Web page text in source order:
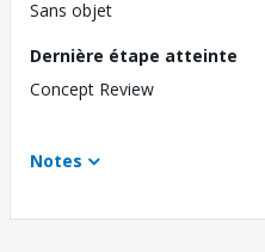
Sans objet
Dernière étape atteinte
Concept Review
Notes